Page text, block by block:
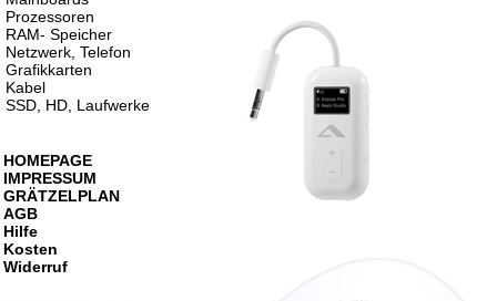
Prozessoren
RAM- Speicher
Netzwerk, Telefon
Grafikkarten
Kabel
SSD, HD, Laufwerke
HOMEPAGE
IMPRESSUM
GRÄTZELPLAN
AGB
Hilfe
Kosten
Widerruf